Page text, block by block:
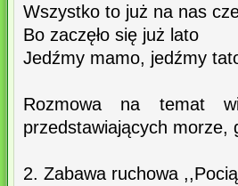
Wszystko to już na nas
Bo zaczęło się już lato
Jedźmy mamo, jedźmy
Rozmowa na temat
przedstawiających morze,
2. Zabawa ruchowa